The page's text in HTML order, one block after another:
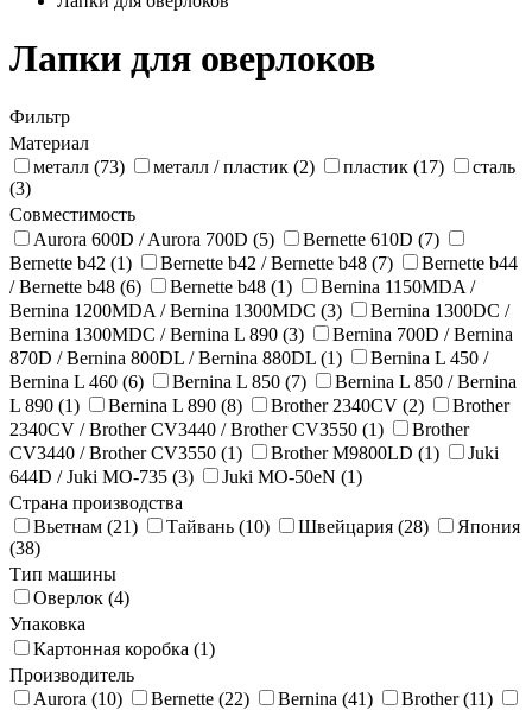
Лапки для оверлоков
Фильтр
Материал
металл (73)
металл / пластик (2) пластик (17)
сталь
(3)
Совместимость
Aurora 600D / Aurora 700D (5)
Bernette 610D (7)
Bernette b42 (1)
Bernette b42 / Bernette b48 (7)
Bernette b44
/ Bernette b48 (6)
Bernette b48 (1)
Bernina 1150MDA /
Bernina 1200MDA / Bernina 1300MDC (3)
Bernina 1300DC /
Bernina 1300MDC / Bernina L 890 (3)
Bernina 700D / Bernina
870D / Bernina 800DL / Bernina 880DL (1)
Bernina L 450 /
Bernina L 460 (6)
Bernina L 850 (7)
Bernina L 850 / Bernina
L 890 (1)
Bernina L 890 (8) Brother 2340CV (2)
Brother
2340CV / Brother CV3440 / Brother CV3550 (1)
Brother
CV3440 / Brother CV3550 (1)
Brother M9800LD (1)
Juki
644D / Juki MO-735 (3)
Juki MO-50eN (1)
Страна производства
Вьетнам (21)
Тайвань (10) Швейцария (28)
Япония
(38)
Тип машины
Оверлок (4)
Упаковка
Картонная коробка (1)
Производитель
Aurora (10)
Bernette (22) Bernina (41)
Brother (11)